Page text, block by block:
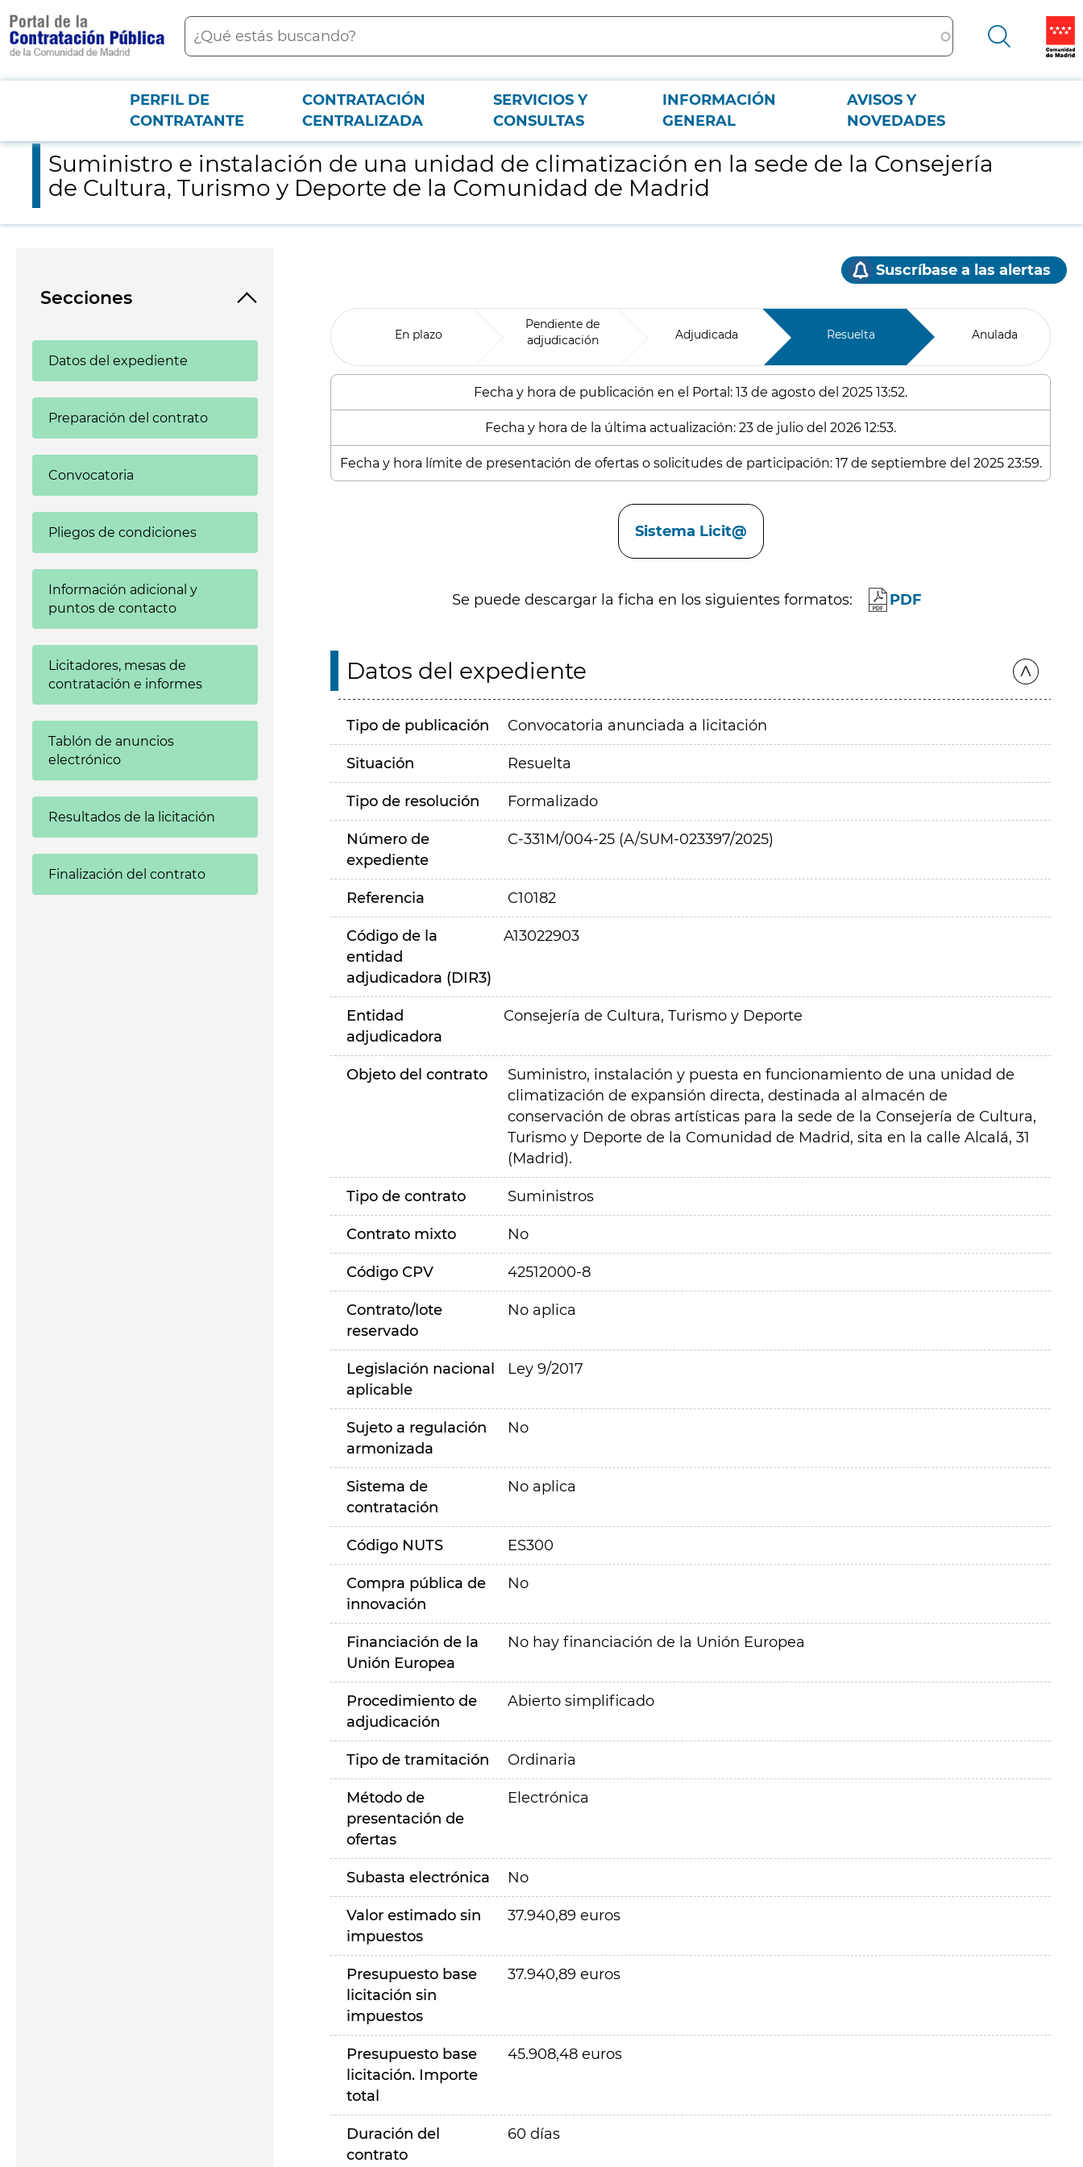
contenido
principal
Buscar
Menú PCON
PERFIL DE
CONTRATANTE
CONTRATACIÓN
CENTRALIZADA
SERVICIOS Y
CONSULTAS
INFORMACIÓN
GENERAL
AVISOS Y
NOVEDADES
Suministro e instalación de una unidad de climatización en la sede de la Consejería de Cultura, Turismo y Deporte de la Comunidad de Madrid
Suministro e instalación de una unidad de climatización en la sede de la Consejería
de Cultura, Turismo y Deporte de la Comunidad de Madrid
Secciones
Datos del expediente
Preparación del contrato
Convocatoria
Pliegos de condiciones
Información adicional y
puntos de contacto
Licitadores, mesas de
contratación e informes
Tablón de anuncios
electrónico
Resultados de la licitación
Finalización del contrato
Suscríbase a las alertas
En plazo
Pendiente de
adjudicación
Adjudicada Resuelta Anulada
Fecha y hora de publicación en el Portal: 13 de agosto del 2025 13:52.
Fecha y hora de la última actualización: 23 de julio del 2026 12:53.
Fecha y hora límite de presentación de ofertas o solicitudes de participación: 17 de septiembre del 2025 23:59.
Sistema Licit@
Se puede descargar la ficha en los siguientes formatos: PDF
Datos del expediente
Tipo de publicación Convocatoria anunciada a licitación
Situación Resuelta
Tipo de resolución Formalizado
Número de
expediente
C-331M/004-25 (A/SUM-023397/2025)
Referencia C10182
Código de la
entidad
adjudicadora (DIR3)
A13022903
Entidad
adjudicadora
Consejería de Cultura, Turismo y Deporte
Objeto del contrato
Suministro, instalación y puesta en funcionamiento de una unidad de
climatización de expansión directa, destinada al almacén de
conservación de obras artísticas para la sede de la Consejería de Cultura,
Turismo y Deporte de la Comunidad de Madrid, sita en la calle Alcalá, 31
(Madrid).
Tipo de contrato Suministros
Contrato mixto No
Código CPV 42512000-8
Contrato/lote
reservado
No aplica
Legislación nacional
aplicable
Ley 9/2017
Sujeto a regulación
armonizada
No
Sistema de
contratación
No aplica
Código NUTS ES300
Compra pública de
innovación
No
Financiación de la
Unión Europea
No hay financiación de la Unión Europea
Procedimiento de
adjudicación
Abierto simplificado
Tipo de tramitación Ordinaria
Método de
presentación de
ofertas
Electrónica
Subasta electrónica No
Valor estimado sin
impuestos
37.940,89 euros
Presupuesto base
licitación sin
impuestos
37.940,89 euros
Presupuesto base
licitación. Importe
total
45.908,48 euros
Duración del
contrato
60 días